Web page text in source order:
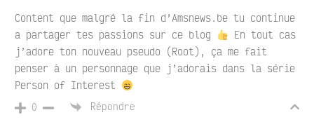
Content que malgré la fin d’Amsnews.be tu continue
a partager tes passions sur ce blog
En tout cas
j’adore ton nouveau pseudo (Root), ça me fait
penser à un personnage que j’adorais dans la série
Person of Interest
0 Répondre